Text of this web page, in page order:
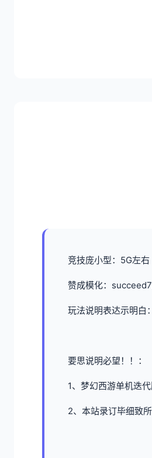
竞技庞小型：5G左右
赞成模化：
玩法说明表达示明白
要思说明必望！！：
1、 梦幻西游单机迭
2、本站录订毕细致